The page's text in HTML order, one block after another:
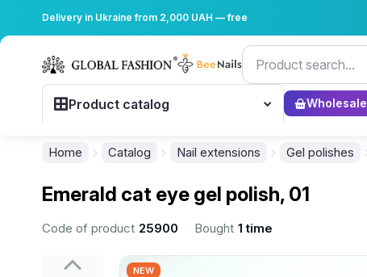
Delivery in Ukraine from 2,000 UAH — free
Product catalog Wholesale
Home Catalog Nail extensions Gel polishes
Emerald cat eye gel polish, 01
Code of product 25900 Bought 1 time
NEW